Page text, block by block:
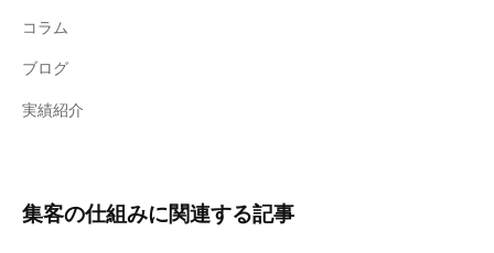
い
コラム
ブログ
実績紹介
集客の仕組みに関連する記事